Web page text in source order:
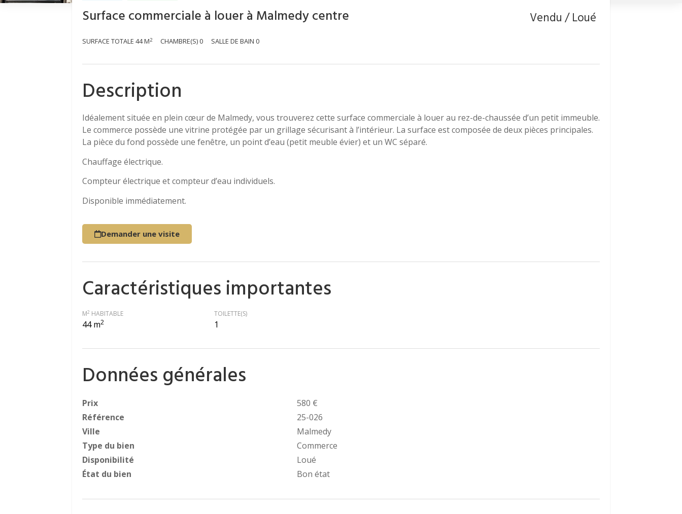
Surface commerciale à louer à Malmedy centre Vendu / Loué
SURFACE TOTALE 44 M2 CHAMBRE(S) 0 SALLE DE BAIN 0
Description
Idéalement située en plein cœur de Malmedy, vous trouverez cette surface commerciale à louer au rez-de-chaussée d’un petit immeuble.
Le commerce possède une vitrine protégée par un grillage sécurisant à l’intérieur. La surface est composée de deux pièces principales.
La pièce du fond possède une fenêtre, un point d’eau (petit meuble évier) et un WC séparé.
Chauffage électrique.
Compteur électrique et compteur d’eau individuels.
Disponible immédiatement.
Demander une visite
Caractéristiques importantes
M2 HABITABLE
44 m2
TOILETTE(S)
1
Données générales
Prix
580 €
Référence
25-026
Ville
Malmedy
Type du bien
Commerce
Disponibilité
Loué
État du bien
Bon état